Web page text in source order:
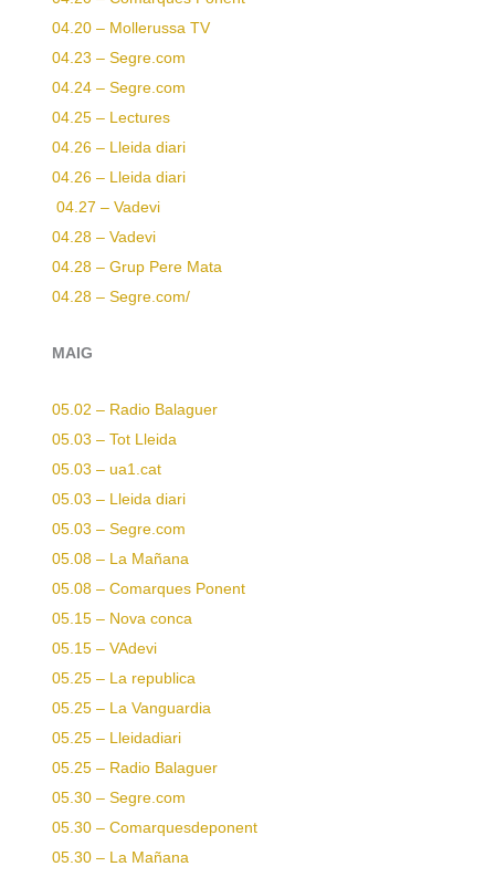
04.20 – Mollerussa TV
04.23 – Segre.com
04.24 – Segre.com
04.25 – Lectures
04.26 – Lleida diari
04.26 – Lleida diari
04.27 – Vadevi
04.28 – Vadevi
04.28 – Grup Pere Mata
04.28 – Segre.com/
MAIG
05.02 – Radio Balaguer
05.03 – Tot Lleida
05.03 – ua1.cat
05.03 – Lleida diari
05.03 – Segre.com
05.08 – La Mañana
05.08 – Comarques Ponent
05.15 – Nova conca
05.15 – VAdevi
05.25 – La republica
05.25 – La Vanguardia
05.25 – Lleidadiari
05.25 – Radio Balaguer
05.30 – Segre.com
05.30 – Comarquesdeponent
05.30 – La Mañana